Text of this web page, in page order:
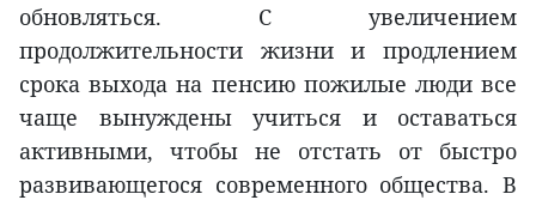
обновляться. С увеличением
продолжительности жизни и продлением
срока выхода на пенсию пожилые люди все
чаще вынуждены учиться и оставаться
активными, чтобы не отстать от быстро
развивающегося современного общества. В